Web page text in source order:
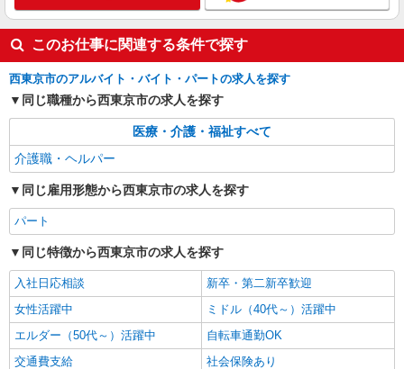
このお仕事に関連する条件で探す
西東京市のアルバイト・バイト・パートの求人を探す
同じ職種から西東京市の求人を探す
医療・介護・福祉すべて
介護職・ヘルパー
同じ雇用形態から西東京市の求人を探す
パート
同じ特徴から西東京市の求人を探す
入社日応相談
新卒・第二新卒歓迎
女性活躍中
ミドル（40代～）活躍中
エルダー（50代～）活躍中
自転車通勤OK
交通費支給
社会保険あり